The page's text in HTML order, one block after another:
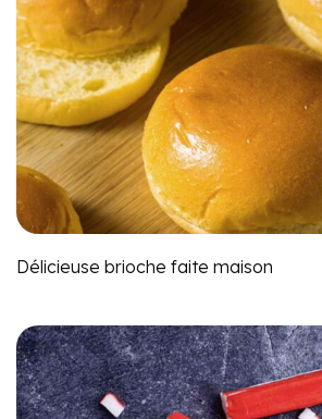
Délicieuse brioche faite maison